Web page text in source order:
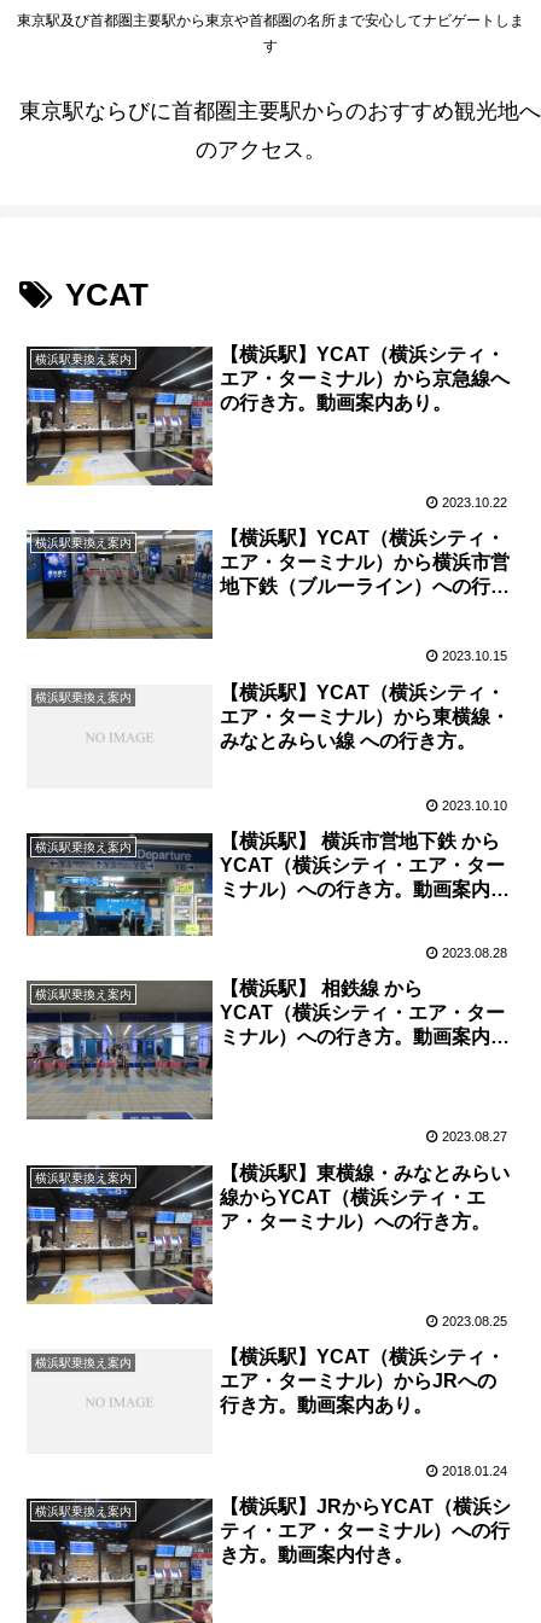
東京駅及び首都圏主要駅から東京や首都圏の名所まで安心してナビゲートしま
す
東京駅ならびに首都圏主要駅からのおすすめ観光地へ
のアクセス。
YCAT
横浜駅乗換え案内
【横浜駅】YCAT（横浜シティ・
エア・ターミナル）から京急線へ
の行き方。動画案内あり。
2023.10.22
横浜駅乗換え案内
【横浜駅】YCAT（横浜シティ・
エア・ターミナル）から横浜市営
地下鉄（ブルーライン）への行き
2023.10.15
横浜駅乗換え案内
【横浜駅】YCAT（横浜シティ・
エア・ターミナル）から東横線・
みなとみらい線 への行き方。
2023.10.10
横浜駅乗換え案内
【横浜駅】 横浜市営地下鉄 から
YCAT（横浜シティ・エア・ター
ミナル）への行き方。動画案内付
2023.08.28
横浜駅乗換え案内
【横浜駅】 相鉄線 から
YCAT（横浜シティ・エア・ター
ミナル）への行き方。動画案内付
2023.08.27
横浜駅乗換え案内
【横浜駅】東横線・みなとみらい
線からYCAT（横浜シティ・エ
ア・ターミナル）への行き方。
2023.08.25
横浜駅乗換え案内
【横浜駅】YCAT（横浜シティ・
エア・ターミナル）からJRへの
行き方。動画案内あり。
2018.01.24
横浜駅乗換え案内
【横浜駅】JRからYCAT（横浜シ
ティ・エア・ターミナル）への行
き方。動画案内付き。